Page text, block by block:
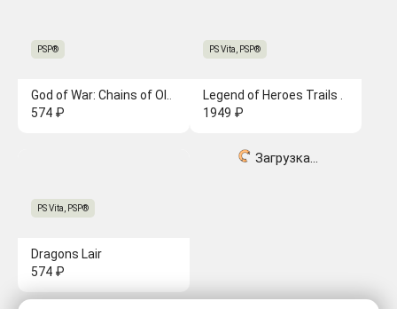
God of War: Chains of Olympus [PSP]
PSP®
574 ₽
Legend of Heroes Trails in the Sky SC
PS Vita, PSP®
1949 ₽
Dragons Lair
PS Vita, PSP®
574 ₽
Загрузка...